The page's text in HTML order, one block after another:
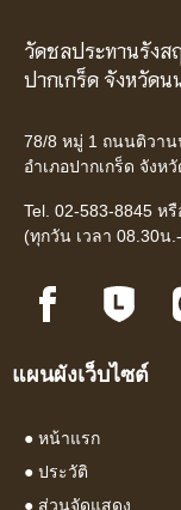
วัดชลประทานรังส
ปากเกร็ด จังหวัด
78/8 หมู่ 1 ถนนติวา
อำเภอปากเกร็ด จังห
Tel. 02-583-8845 ห
(ทุกวัน เวลา 08.30น
แผนผังเว็บไซต์
● หน้าแรก
● ประวัติ
● ส่วนจัดแสดง